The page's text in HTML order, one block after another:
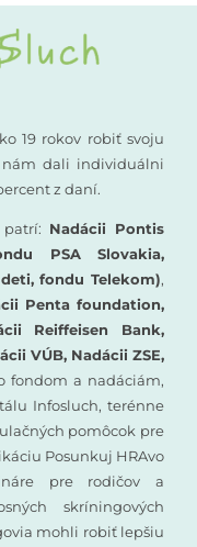
19 rokov robiť svoju
dali individuálni
z daní.
Nadácii Pontis
PSA Slovakia,
fondu Telekom),
Penta foundation,
Reiffeisen Bank,
VÚB, Nadácii ZSE,
fondom a nadáciám,
Infosluch, terénne
pomôcok pre
Posunkuj HRAvo
pre rodičov a
skríningových
mohli robiť lepšiu